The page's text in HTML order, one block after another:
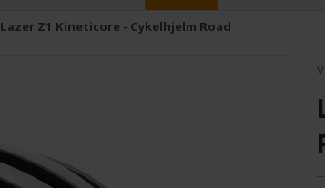
Lazer Z1 Kineticore - Cykelhjelm Road